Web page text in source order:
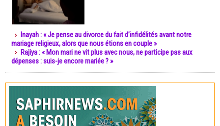
Inayah : « Je pense au divorce du fait d’infidélités avant notre
mariage religieux, alors que nous étions en couple »
Rajiya : « Mon mari ne vit plus avec nous, ne participe pas aux
dépenses : suis-je encore mariée ? »